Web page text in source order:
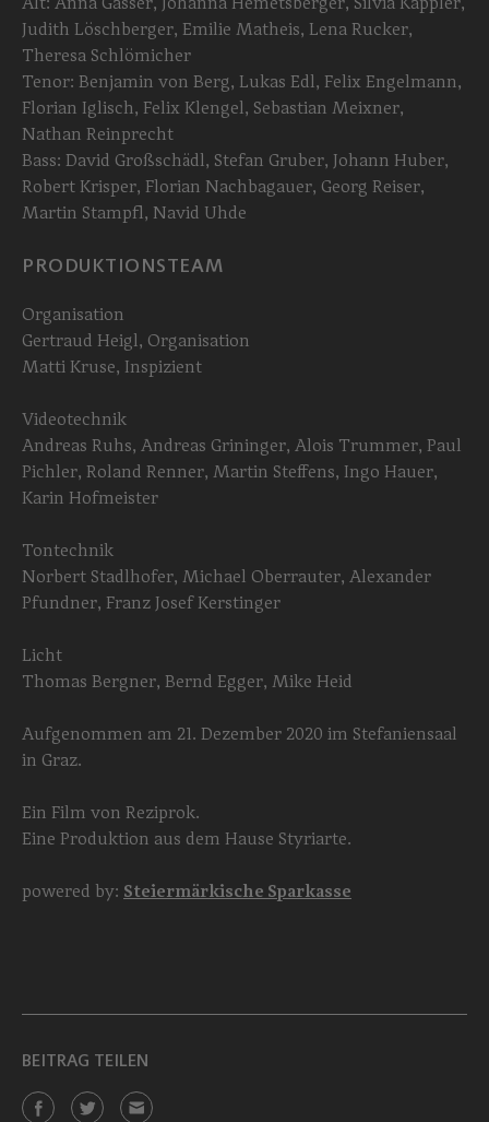
Judith Löschberger, Emilie Matheis, Lena Rucker,
Theresa Schlömicher
Tenor: Benjamin von Berg, Lukas Edl, Felix Engelmann,
Florian Iglisch, Felix Klengel, Sebastian Meixner,
Nathan Reinprecht
Bass: David Großschädl, Stefan Gruber, Johann Huber,
Robert Krisper, Florian Nachbagauer, Georg Reiser,
Martin Stampfl, Navid Uhde
PRODUKTIONSTEAM
Organisation
Gertraud Heigl, Organisation
Matti Kruse, Inspizient
Videotechnik
Andreas Ruhs, Andreas Grininger, Alois Trummer, Paul
Pichler, Roland Renner, Martin Steffens, Ingo Hauer,
Karin Hofmeister
Tontechnik
Norbert Stadlhofer, Michael Oberrauter, Alexander
Pfundner, Franz Josef Kerstinger
Licht
Thomas Bergner, Bernd Egger, Mike Heid
Aufgenommen am 21. Dezember 2020 im Stefaniensaal
in Graz.
Ein Film von Reziprok.
Eine Produktion aus dem Hause Styriarte.
powered by: Steiermärkische Sparkasse
BEITRAG TEILEN